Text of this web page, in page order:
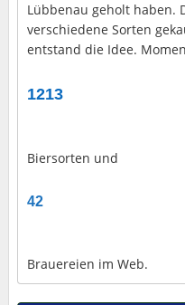
Lübbenau geholt haben.
verschiedene Sorten
entstand die Idee.
1213
Biersorten und
42
Brauereien im Web.